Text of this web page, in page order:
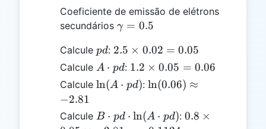
0.02
Coeficiente de emissão de elétrons
secundários \gamma
γ = 0.5
Calcule pd
pd: 2.5
\times
0.02
=
2.5 × 0.02 = 0.05
Calcule A
\cdot
pd
A ⋅ pd: 1.2
\times
0.05
0.06
1.2 × 0.05 = 0.06
Calcule \ln(A
pd)
ln(A ⋅ pd): \ln(0.06)
-2.81
ln(0.06) ≈
−2.81
Calcule B
B ⋅ pd ⋅ ln(A ⋅ pd): 0.8
0.8 ×